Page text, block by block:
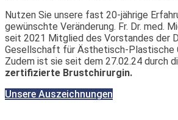
Nutzen Sie unsere fast 20-jährige
gewünschte Veränderung. Fr. Dr. med.
seit 2021 Mitglied des Vorstandes der
Gesellschaft für Ästhetisch-Plastische
Zudem ist sie seit dem 27.02.24 durch
zertifizierte Brustchirurgin.
Unsere Auszeichnungen